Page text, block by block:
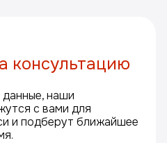
консультацию
наши
с вами для
и подберут ближайшее